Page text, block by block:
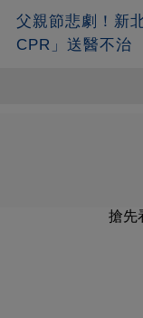
父親節悲劇！新
CPR」送醫不治
搶先